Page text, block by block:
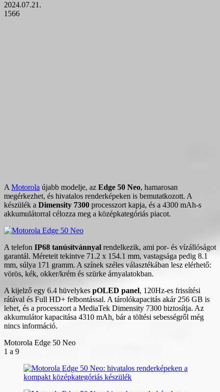
2024.07.21.
1566
A Motorola újabb modelje, az Edge 50 Neo, hamarosan
megérkezhet, és hivatalos renderképeken is bemutatkozott. A
készülék a Dimensity 7300 processzort kapja, és a 4300 mAh-s
akkumulátorral célozza meg a középkategóriás piacot.
A telefon IP68 tanúsítvánnyal rendelkezik, ami por- és vízállóságot
garantál. Méreteit tekintve 71.2 x 154.1 mm, vastagsága pedig 8.1
mm, súlya 171 gramm. A színek széles választékában lesz elérhető:
vörös, kék, okker/krém és szürke árnyalatokban.
A kijelző egy 6.4 hüvelykes pOLED panel, 120Hz-es frissítési
rátával és Full HD+ felbontással. A tárolókapacitás akár 256 GB is
lehet, és a processzort a MediaTek Dimensity 7300 biztosítja. Az
akkumulátor kapacitása 4310 mAh, bár a töltési sebességről még
nincs információ.
Motorola Edge 50 Neo
1 a 9